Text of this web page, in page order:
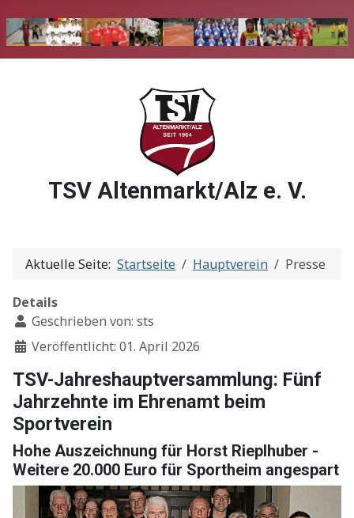
TSV Altenmarkt/Alz e. V.
Aktuelle Seite: Startseite Hauptverein Presse
Details
Geschrieben von: sts
Veröffentlicht: 01. April 2026
TSV-Jahreshauptversammlung: Fünf
Jahrzehnte im Ehrenamt beim
Sportverein
Hohe Auszeichnung für Horst Rieplhuber -
Weitere 20.000 Euro für Sportheim angespart